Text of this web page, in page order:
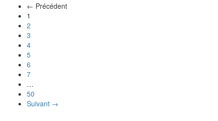
← Précédent
1
2
3
4
5
6
7
…
50
Suivant →